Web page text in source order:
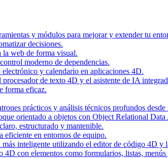
y módulos para mejorar y extender tu
decisiones.
la web de forma visual.
moderno de dependencias.
y calendario en aplicaciones 4D.
de texto 4D y el asistente de IA
forma eficaz.
prácticos y análisis técnicos profundos desde
orientado a objetos con Object Relational Data
estructurado y mantenible.
eficiente en entornos de equipo.
inteligente utilizando el editor de código 4D y
4D con elementos como formularios, listas,